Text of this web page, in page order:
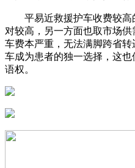
平易近救援护车收费较高
对较高，另一方面也取市场
车费本严重，无法满脚跨省
车成为患者的独一选择，这
语权。